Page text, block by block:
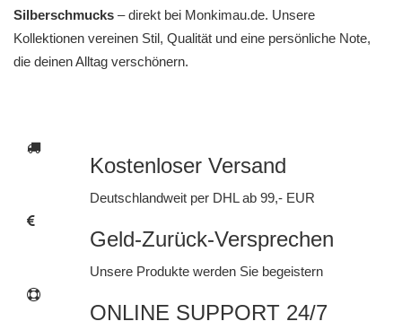
Silberschmucks – direkt bei Monkimau.de. Unsere
Kollektionen vereinen Stil, Qualität und eine persönliche Note,
die deinen Alltag verschönern.
Kostenloser Versand
Deutschlandweit per DHL ab 99,- EUR
Geld-Zurück-Versprechen
Unsere Produkte werden Sie begeistern
ONLINE SUPPORT 24/7